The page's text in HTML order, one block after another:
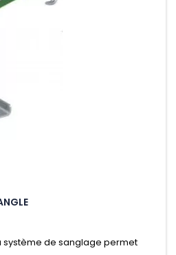
système de sanglage permet